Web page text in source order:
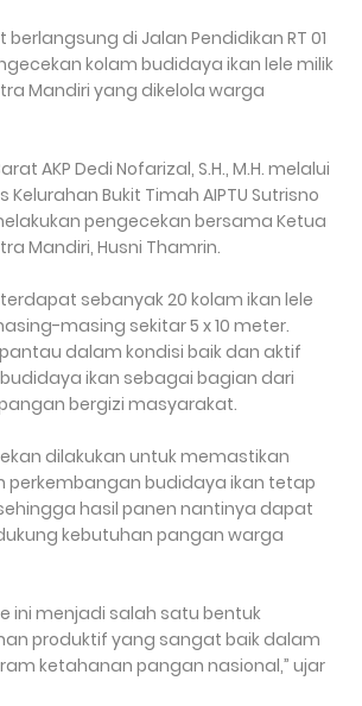
di Jalan Pendidikan RT 01
kolam budidaya ikan lele milik
Mandiri yang dikelola warga
AKP Dedi Nofarizal, S.H., M.H. melalui
Bukit Timah AIPTU Sutrisno
pengecekan bersama Ketua
Mandiri, Husni Thamrin.
sebanyak 20 kolam ikan lele
masing sekitar 5 x 10 meter.
dalam kondisi baik dan aktif
ikan sebagai bagian dari
bergizi masyarakat.
dilakukan untuk memastikan
perkembangan budidaya ikan tetap
hasil panen nantinya dapat
kebutuhan pangan warga
ini menjadi salah satu bentuk
produktif yang sangat baik dalam
ketahanan pangan nasional,” ujar